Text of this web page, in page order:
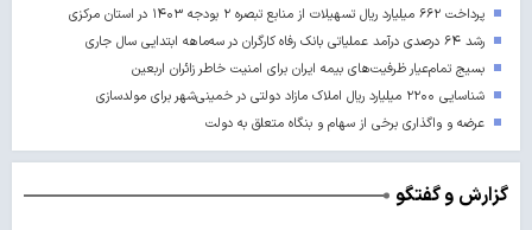
پرداخت ۶۶۲ میلیارد ریال تسهیلات از منابع تبصره ۲ بودجه ۱۴۰۳ در استان مرکزی
رشد ۶۴ درصدی درآمد عملیاتی بانک رفاه کارگران در سه‌ماهه ابتدایی سال جاری
بسیج تمام‌عیار ظرفیت‌های بیمه ایران برای امنیت خاطر زائران اربعین
شناسایی ۲۲۰۰ میلیارد ریال املاک مازاد دولتی در خمینی‌شهر برای مولدسازی
عرضه و واگذاری برخی از سهام و بنگاه متعلق به دولت
گزارش و گفتگو